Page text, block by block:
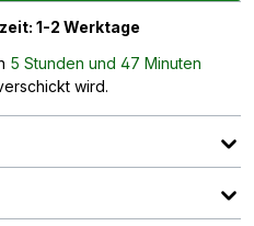
1-2 Werktage
5 Stunden und 47 Minuten
wird.